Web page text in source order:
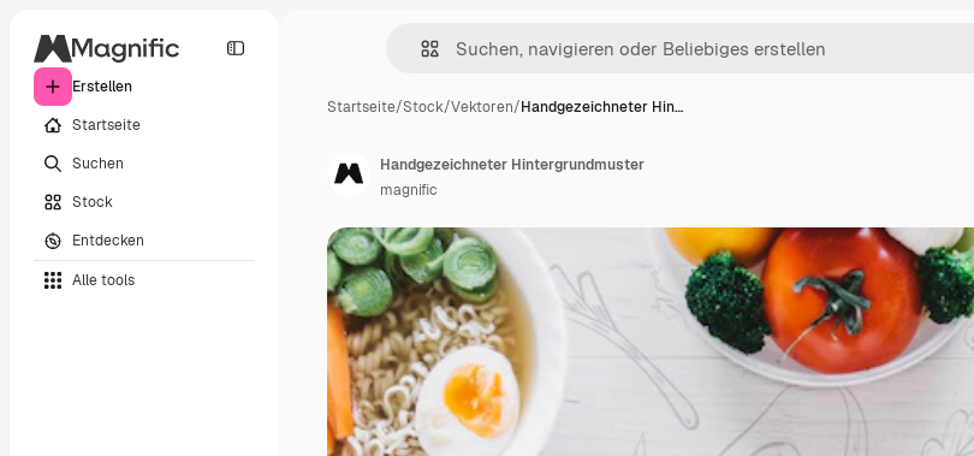
Erstellen
Startseite
Suchen
Stock
Entdecken
Alle tools
Startseite/Stock/Vektoren/Handgezeichneter Hin…
Handgezeichneter Hintergrundmuster
magnific